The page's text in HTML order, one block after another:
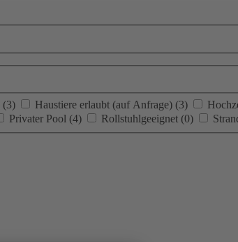
(3) Haustiere erlaubt (auf Anfrage) (3)
Privater Pool (4) Rollstuhlgeeignet (0)